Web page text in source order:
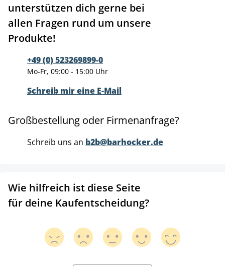
unterstützen dich gerne bei
allen Fragen rund um unsere
Produkte!
+49 (0) 523269899-0
Mo-Fr, 09:00 - 15:00 Uhr
Schreib mir eine E-Mail
Großbestellung oder Firmenanfrage?
Schreib uns an b2b@barhocker.de
Wie hilfreich ist diese Seite
für deine Kaufentscheidung?